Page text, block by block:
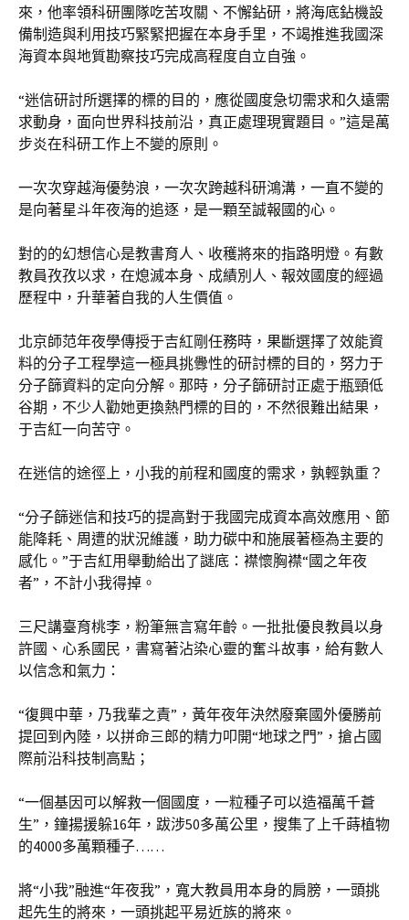
來，他率領科研團隊吃苦攻關、不懈鉆研，將海底鉆機設
備制造與利用技巧緊緊把握在本身手里，不竭推進我國深
海資本與地質勘察技巧完成高程度自立自強。
“迷信研討所選擇的標的目的，應從國度急切需求和久遠需
求動身，面向世界科技前沿，真正處理現實題目。”這是萬
步炎在科研工作上不變的原則。
一次次穿越海優勢浪，一次次跨越科研鴻溝，一直不變的
是向著星斗年夜海的追逐，是一顆至誠報國的心。
對的的幻想信心是教書育人、收穫將來的指路明燈。有數
教員孜孜以求，在熄滅本身、成績別人、報效國度的經過
歷程中，升華著自我的人生價值。
北京師范年夜學傳授于吉紅剛任務時，果斷選擇了效能資
料的分子工程學這一極具挑釁性的研討標的目的，努力于
分子篩資料的定向分解。那時，分子篩研討正處于瓶頸低
谷期，不少人勸她更換熱門標的目的，不然很難出結果，
于吉紅一向苦守。
在迷信的途徑上，小我的前程和國度的需求，孰輕孰重？
“分子篩迷信和技巧的提高對于我國完成資本高效應用、節
能降耗、周遭的狀況維護，助力碳中和施展著極為主要的
感化。”于吉紅用舉動給出了謎底：襟懷胸襟“國之年夜
者”，不計小我得掉。
三尺講臺育桃李，粉筆無言寫年齡。一批批優良教員以身
許國、心系國民，書寫著沾染心靈的奮斗故事，給有數人
以信念和氣力：
“復興中華，乃我輩之責”，黃年夜年決然廢棄國外優勝前
提回到內陸，以拼命三郎的精力叩開“地球之門”，搶占國
際前沿科技制高點；
“一個基因可以解救一個國度，一粒種子可以造福萬千蒼
生”，鐘揚援躲16年，跋涉50多萬公里，搜集了上千蒔植物
的4000多萬顆種子……
將“小我”融進“年夜我”，寬大教員用本身的肩膀，一頭挑
起先生的將來，一頭挑起平易近族的將來。